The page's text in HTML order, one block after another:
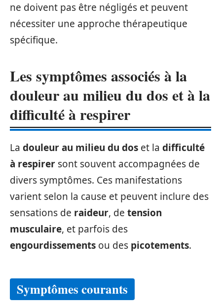
ne doivent pas être négligés et peuvent
nécessiter une approche thérapeutique
spécifique.
Les symptômes associés à la
douleur au milieu du dos et à la
difficulté à respirer
La douleur au milieu du dos et la difficulté
à respirer sont souvent accompagnées de
divers symptômes. Ces manifestations
varient selon la cause et peuvent inclure des
sensations de raideur, de tension
musculaire, et parfois des
engourdissements ou des picotements.
Symptômes courants